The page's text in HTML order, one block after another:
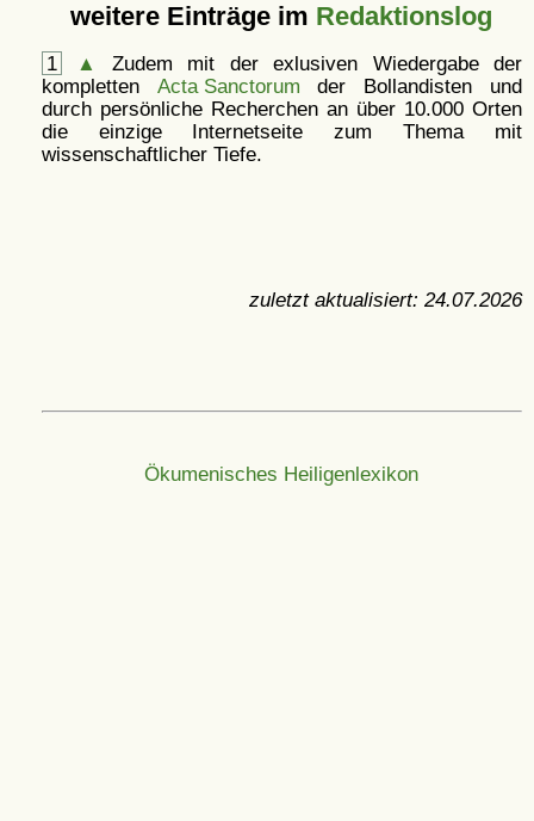
weitere Einträge im Redaktionslog
1 ▲
Zudem mit der exlusiven Wiedergabe der
kompletten Acta Sanctorum der Bollandisten und
durch persönliche Recherchen an über 10.000 Orten
die einzige Internetseite zum Thema mit
wissenschaftlicher Tiefe.
zuletzt aktualisiert: 24.07.2026
Ökumenisches Heiligenlexikon